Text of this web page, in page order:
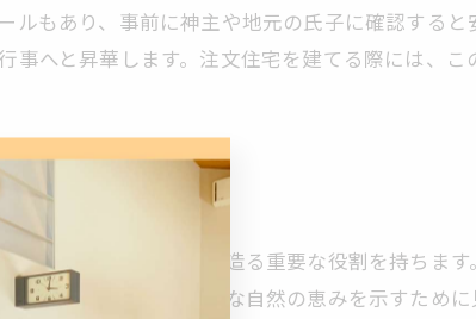
もあり、事前に神主や地元の氏子に確認すると
へと昇華します。注文住宅を建てる際には、こ
和する神聖な空間を造る重要な役割を持ちます
や果物は神様に新鮮な自然の恵みを示すため